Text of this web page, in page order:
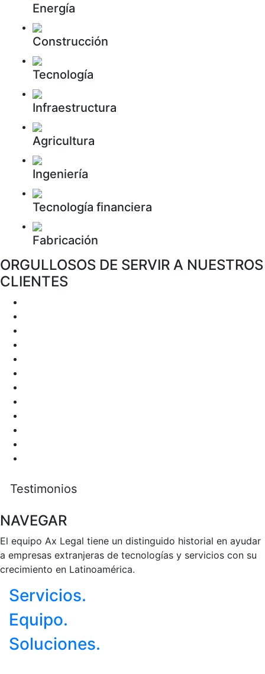
Energía
Construcción
Tecnología
Infraestructura
Agricultura
Ingeniería
Tecnología financiera
Fabricación
ORGULLOSOS DE SERVIR A NUESTROS
CLIENTES
Testimonios
NAVEGAR
El equipo Ax Legal tiene un distinguido historial en ayudar
a empresas extranjeras de tecnologías y servicios con su
crecimiento en Latinoamérica.
Servicios.
Equipo.
Soluciones.